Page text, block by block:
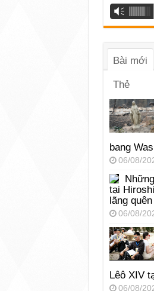
Trình
phát
âm
Vm
Bài mới
Thẻ
bang
06/08/
tại
lãng
06/08/
Lêô XIV
06/08/